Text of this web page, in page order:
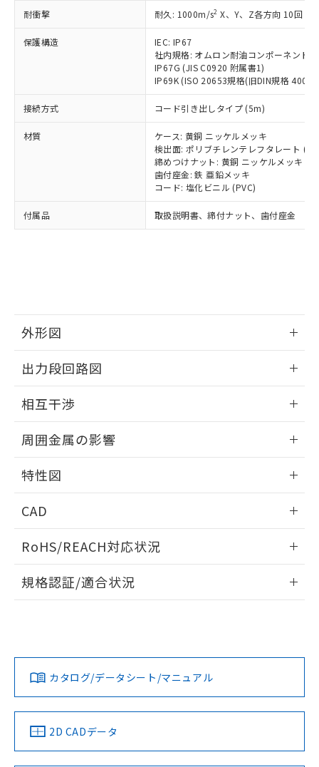
耐衝撃 耐久: 1000m/s2 X、Y、Z各方向 10回
保護構造
IEC: IP67
社内規格: オムロン耐油コンポーネント
IP67G (JIS C0920 附属書1)
IP69K (ISO 20653規格(旧DIN規格
接続方式 コード引き出しタイプ (5m)
材質
ケース: 黄銅 ニッケルメッキ
検出面: ポリブチレンテレフタレート
締めつけナット: 黄銅 ニッケルメッキ
歯付座金: 鉄 亜鉛メッキ
コード: 塩化ビニル (PVC)
付属品 取扱説明書、締付ナット、歯付座金
外形図
外形図
出力段回路図
出力段回路図
タイムチャート
相互干渉
相互干渉
A: 90mm以上、B: 50mm以上
周囲金属の影響
周囲金属の影響
特性図
検出物体の大きさと材質による影響
CAD
ドすることができます。
ログイン/会員登録
ダウンロードデータをご利用いただく前に、以下を必ずお読
みください。
ソフトウェアの使用条件
RoHS/REACH対応状況
EU RoHS 注意事項・凡例
対応済み
中国 RoHS 注意事項・凡例
規格認証/適合状況
LR型式承認
（イギリス
船舶規格）
DNV型式承認
（ノルウェー
BV型式承認
（フランス
KR型式
（韓国
No No No No
カタログ/データシート/マニュアル
2D CADデータ
覧された時点での実際の在庫および標
準価格とは異なる場合があることをご
了承ください。
正式な納期状況および標準価格はお客
様のお取引先、またはお客様担当のオ
ムロン制御機器販売店・当社販売員に
ご相談ください。
オムロン制御機器販売店や当社販売拠
販売ネットワーク
」をご確認
在庫状況および標準価格結果を当社の
事前の承諾なく第三者に漏洩または開
示しないようお願いします。
マイパーツ機能（部品リスト作成サー
ビス）をご利用いただくには、I-Web
品・サービスに関するお客様との取
※当社の共同利用者とは、
の共同利用に関して"
用者の範囲」に記載されている法人を
鉛(Pb) 1000ppm以下、 水銀(Hg) 1000ppm以下、 カド
ミウム(Cd) 100ppm以下、
六価クロム(Cr(Ⅵ)) 1000ppm以下、ポリ臭化ビフェニル
類(PBB) 1000ppm以下、ポリ臭化ジフェニルエーテル類
(PBDE) 1000ppm以下、フタル酸ビス(2-エチルヘキシ
ル) (DEHP)(別名：DOP) 1000ppm以下、フタル酸ブチ
ルベンジル（BBP） 1000ppm以下、フタル酸ジブチル
（DBP） 1000ppm以下、フタル酸ジイソブチル
適用除外項目は除く。
フタル酸エステル類の４物質については閾値を超える意
図的な使用がないことを確認しています。
部品在庫の切り替え状況などにより、予定
月が前後することがあります。
とができます。
EU RoHS指令（10物質）の非含有証明書
51物質の非含有証明書（当社基準）
※本証明書は発行日時点で非含有を証明す
るもので、過去に遡って非含有を証明する
ものではありません。
物質の対応では、対応完了までの期間は出
荷製品に未対応品が混在することから備考
欄に対応日を記載しておりました。
既に当社にて対応品への在庫切替を完了
*中国RoHS10物質の基準値 (GB/T26572)：
Pb(鉛) :1000ppm、 Hg(水銀) : 1000ppm、 Cd(カドミウ
Cr(Ⅵ)(六価クロム) : 1000ppm、 PBBs(ポリ臭化ビフェ
ニル類) : 1000ppm、 PBDEs(ポリ臭化ジフェニルエーテ
DBP(フタル酸ジブチル) : 1000ppm、 DIBP(フタル酸ジ
イソブチル) : 1000ppm、 BBP(フタル酸ブチルベンジ
DEHP(フタル酸ビス(2-エチルヘキシル)) : 1000ppm
※2 環境保護使用期限
「ｅ」：有害物質（10物質）のすべてが基
準値以下であることを示します。
「10」：通常の使用状況下において有害物
質が外部に漏えいし、環境に深刻な影響を
及ぼさない年数を意味します。
国政府の輸出許可(または役務取引許
可)を取得するなどの必要な手続きを
当社は規制貨物を破棄する場合は、完
全に破砕するなど、違法に輸出されな
いよう必要な手段を講じます。
当社は貴社製品を、核兵器、ミサイ
ル、化学兵器、生物兵器またはその他
武器並びにこれらの製造装置等に一切
使用いたしません。
当社は、貴社製品を第三者に販売する
場合は、上記1、2および3の内容を当
該第三者に通知します。また当社は、
販売先および販売に係わる関係者が違
法に輸出するおそれがある場合は、取
一定数以上の在庫あり
一定数には満たないが在庫あり
在庫なし(最新の在庫状況につ
いては、お客様のお取引先、ま
たはお客様担当のオムロン制御
機器販売店・当社販売員にご確
認ください)
白
受注生産機種、また在庫状況の
情報を公開していない機種